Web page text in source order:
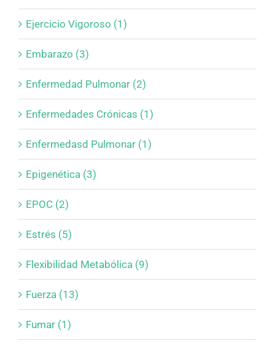
Ejercicio Vigoroso (1)
Embarazo (3)
Enfermedad Pulmonar (2)
Enfermedades Crónicas (1)
Enfermedasd Pulmonar (1)
Epigenética (3)
EPOC (2)
Estrés (5)
Flexibilidad Metabólica (9)
Fuerza (13)
Fumar (1)